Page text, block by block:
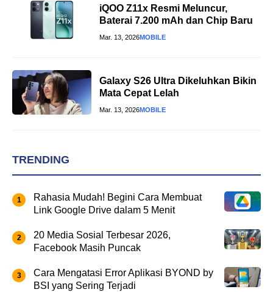
iQOO Z11x Resmi Meluncur,
Baterai 7.200 mAh dan Chip Baru
Mar. 13, 2026MOBILE
Galaxy S26 Ultra Dikeluhkan Bikin
Mata Cepat Lelah
Mar. 13, 2026MOBILE
TRENDING
Rahasia Mudah! Begini Cara Membuat
Link Google Drive dalam 5 Menit
20 Media Sosial Terbesar 2026,
Facebook Masih Puncak
Cara Mengatasi Error Aplikasi BYOND by
BSI yang Sering Terjadi